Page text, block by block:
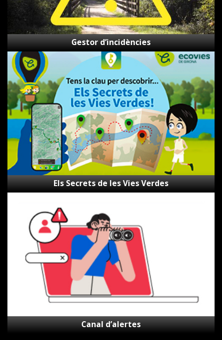
Gestor d’incidències
Els
Secrets
de
les
Vies
Verdes
Els Secrets de les Vies Verdes
Canal d’alertes